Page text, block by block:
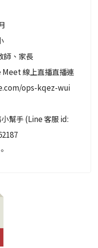
師、家長
Meet 線上直播直播連
ops-kqez-wui
幫手 (Line 客服 id: